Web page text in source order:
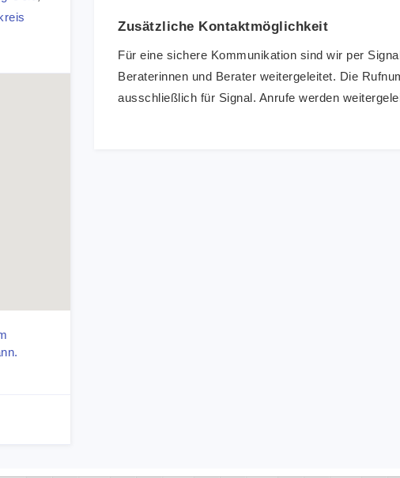
Zusätzliche Kontaktmöglichkeit
Für eine sichere Kommunikation sind wir per
Beraterinnen und Berater weitergeleitet. Die
ausschließlich für Signal. Anrufe werden